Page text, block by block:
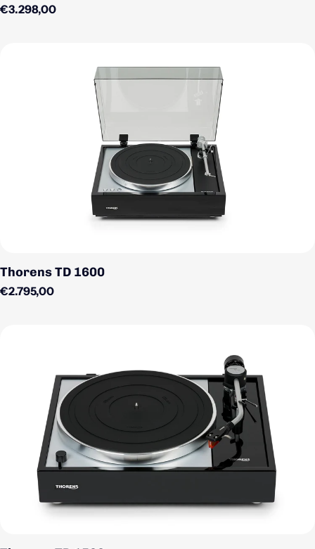
Regulärer Preis
€3.298,00
Thorens TD 1600
Regulärer Preis
€2.795,00